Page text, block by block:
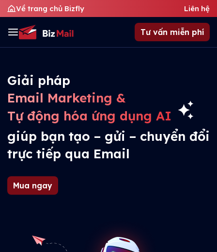
Về trang chủ Bizfly Liên hệ
Tư vấn miễn phí
Giải pháp
Email Marketing &
Tự động hóa ứng dụng AI
giúp bạn tạo – gửi – chuyển đổi
trực tiếp qua Email
Mua ngay